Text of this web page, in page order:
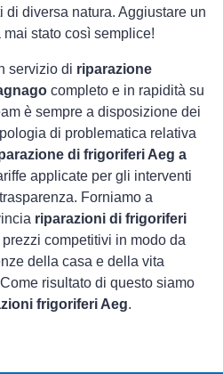
diversa natura. Aggiustare un
stato così semplice!
servizio di riparazione
completo e in rapidità su
è sempre a disposizione dei
di problematica relativa
di frigoriferi Aeg a
applicate per gli interventi
Forniamo a
riparazioni di frigoriferi
competitivi in modo da
della casa e della vita
risultato di questo siamo
frigoriferi Aeg.